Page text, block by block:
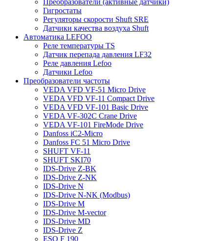
Преобразователи (активные датчики)
Гигростаты
Регуляторы скорости Shuft SRE
Датчики качества воздуха Shuft
Автоматика LEFOO
Реле температуры TS
Датчик перепада давления LF32
Реле давления Lefoo
Датчики Lefoo
Преобразователи частоты
VEDA VFD VF-51 Micro Drive
VEDA VFD VF-11 Compact Drive
VEDA VFD VF-101 Basic Drive
VEDA VF-302C Crane Drive
VEDA VF-101 FireMode Drive
Danfoss iC2-Micro
Danfoss FC 51 Micro Drive
SHUFT VF-11
SHUFT SKI70
IDS-Drive Z-BK
IDS-Drive Z-NK
IDS-Drive N
IDS-Drive N-NK (Modbus)
IDS-Drive M
IDS-Drive M-vector
IDS-Drive MD
IDS-Drive Z
ESQ F 190